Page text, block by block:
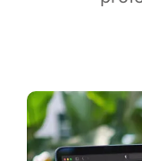
Maga­zin